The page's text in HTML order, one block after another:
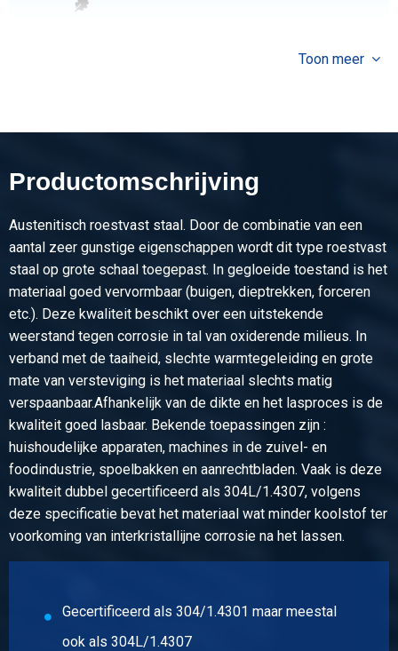
Artikelnummer
Omschrijving
Rvs plaat 304/304L kgw finish 2B 2000x1000x0,6
Stuks gewicht in kg
9,60
Bruto prijs
Selecteer
Artikelnummer
2500-0010-2512506
Omschrijving
Rvs plaat 304/304L kgw finish 2B 2500x1250x0,6
Stuks gewicht in kg
15,00
Bruto prijs
Selecteer
Artikelnummer
Rvs plaat 304/304L kgw finish 2B 2000x1000x0,7
Toon meer
Productomschrijving
Austenitisch roestvast staal. Door de combinatie van een
aantal zeer gunstige eigenschappen wordt dit type roestvast
staal op grote schaal toegepast. In gegloeide toestand is het
materiaal goed vervormbaar (buigen, dieptrekken, forceren
etc.). Deze kwaliteit beschikt over een uitstekende
weerstand tegen corrosie in tal van oxiderende milieus. In
verband met de taaiheid, slechte warmtegeleiding en grote
mate van versteviging is het materiaal slechts matig
verspaanbaar.Afhankelijk van de dikte en het lasproces is de
kwaliteit goed lasbaar. Bekende toepassingen zijn :
huishoudelijke apparaten, machines in de zuivel- en
foodindustrie, spoelbakken en aanrechtbladen. Vaak is deze
kwaliteit dubbel gecertificeerd als 304L/1.4307, volgens
deze specificatie bevat het materiaal wat minder koolstof ter
voorkoming van interkristallijne corrosie na het lassen.
Gecertificeerd als 304/1.4301 maar meestal
ook als 304L/1.4307